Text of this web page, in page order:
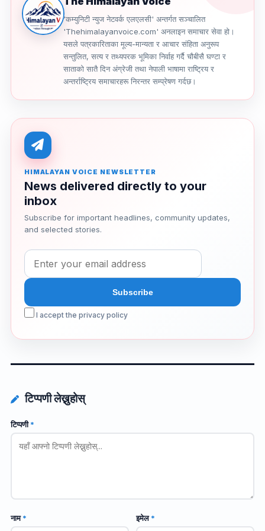
'कम्युनिटी न्युज नेटवर्क एलएलसी' अन्तर्गत सञ्चालित
'Thehimalayanvoice.com' अनलाइन समाचार सेवा हो।
यसले पत्रकारिताका मूल्य-मान्यता र आचार संहिता अनुरूप
सन्तुलित, सत्य र तथ्यपरक भूमिका निर्वाह गर्दै चौबीसै घण्टा र
साताको सातै दिन अंग्रेजी तथा नेपाली भाषामा राष्ट्रिय र
अन्तर्राष्ट्रिय समाचारहरू निरन्तर सम्प्रेषण गर्दछ।
HIMALAYAN VOICE NEWSLETTER
News delivered directly to your
inbox
Subscribe for important headlines, community updates,
and selected stories.
I accept the privacy policy
टिप्पणी लेख्नुहोस्
टिप्पणी*
नाम* इमेल*